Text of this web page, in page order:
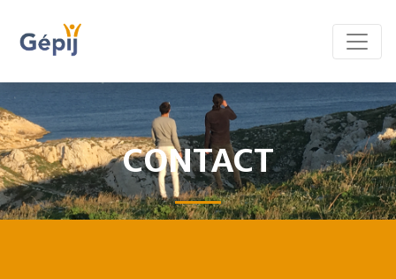
CONTACT